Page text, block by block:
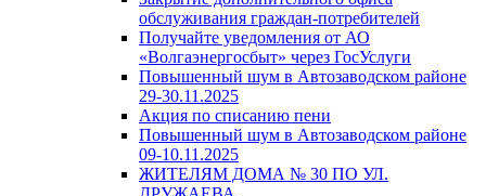
обслуживания граждан-потребителей
Получайте уведомления от АО
«Волгаэнергосбыт» через ГосУслуги
Повышенный шум в Автозаводском районе
29-30.11.2025
Акция по списанию пени
Повышенный шум в Автозаводском районе
09-10.11.2025
ЖИТЕЛЯМ ДОМА № 30 ПО УЛ.